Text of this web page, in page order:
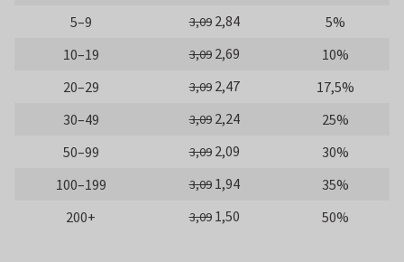
5–9
3,09 2,84
5%
10–19
3,09 2,69
10%
20–29
3,09 2,47
17,5%
30–49
3,09 2,24
25%
50–99
3,09 2,09
30%
100–199
3,09 1,94
35%
200+
3,09 1,50 50%